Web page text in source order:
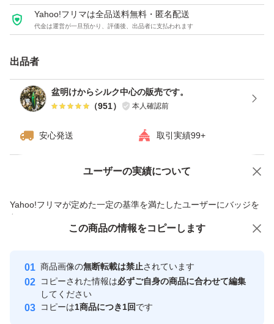
Yahoo!フリマは全品送料無料・匿名配送
代金は運営が一旦預かり、評価後、出品者に支払われます
出品者
盆明けからシルク中心の販売です。
（951） 本人確認前
安心発送 取引実績99+
ユーザーの実績について
Yahoo!フリマが定めた一定の基準を満たしたユーザーにバッジを
付与しています
安心取引出品者
心・安全なユーザーです
取引実績
価格の相談 商品への質問
この商品の情報をコピーします
商品画像の無断転載は禁止されています
コピーされた情報は必ずご自身の商品に合わせて編集
してください
コピーは1商品につき1回です
この商品をみている人にオススメ